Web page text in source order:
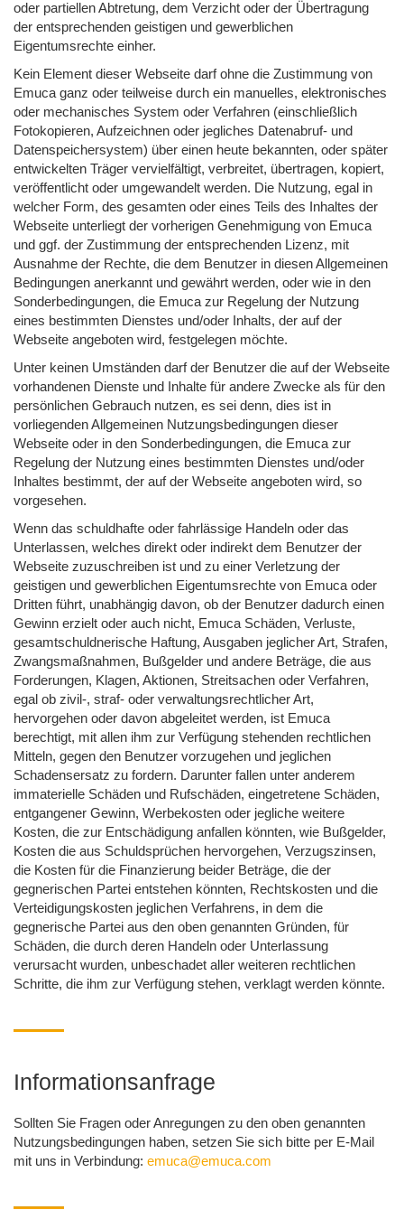
oder partiellen Abtretung, dem Verzicht oder der Übertragung
der entsprechenden geistigen und gewerblichen
Eigentumsrechte einher.
Kein Element dieser Webseite darf ohne die Zustimmung von
Emuca ganz oder teilweise durch ein manuelles, elektronisches
oder mechanisches System oder Verfahren (einschließlich
Fotokopieren, Aufzeichnen oder jegliches Datenabruf- und
Datenspeichersystem) über einen heute bekannten, oder später
entwickelten Träger vervielfältigt, verbreitet, übertragen, kopiert,
veröffentlicht oder umgewandelt werden. Die Nutzung, egal in
welcher Form, des gesamten oder eines Teils des Inhaltes der
Webseite unterliegt der vorherigen Genehmigung von Emuca
und ggf. der Zustimmung der entsprechenden Lizenz, mit
Ausnahme der Rechte, die dem Benutzer in diesen Allgemeinen
Bedingungen anerkannt und gewährt werden, oder wie in den
Sonderbedingungen, die Emuca zur Regelung der Nutzung
eines bestimmten Dienstes und/oder Inhalts, der auf der
Webseite angeboten wird, festgelegen möchte.
Unter keinen Umständen darf der Benutzer die auf der Webseite
vorhandenen Dienste und Inhalte für andere Zwecke als für den
persönlichen Gebrauch nutzen, es sei denn, dies ist in
vorliegenden Allgemeinen Nutzungsbedingungen dieser
Webseite oder in den Sonderbedingungen, die Emuca zur
Regelung der Nutzung eines bestimmten Dienstes und/oder
Inhaltes bestimmt, der auf der Webseite angeboten wird, so
vorgesehen.
Wenn das schuldhafte oder fahrlässige Handeln oder das
Unterlassen, welches direkt oder indirekt dem Benutzer der
Webseite zuzuschreiben ist und zu einer Verletzung der
geistigen und gewerblichen Eigentumsrechte von Emuca oder
Dritten führt, unabhängig davon, ob der Benutzer dadurch einen
Gewinn erzielt oder auch nicht, Emuca Schäden, Verluste,
gesamtschuldnerische Haftung, Ausgaben jeglicher Art, Strafen,
Zwangsmaßnahmen, Bußgelder und andere Beträge, die aus
Forderungen, Klagen, Aktionen, Streitsachen oder Verfahren,
egal ob zivil-, straf- oder verwaltungsrechtlicher Art,
hervorgehen oder davon abgeleitet werden, ist Emuca
berechtigt, mit allen ihm zur Verfügung stehenden rechtlichen
Mitteln, gegen den Benutzer vorzugehen und jeglichen
Schadensersatz zu fordern. Darunter fallen unter anderem
immaterielle Schäden und Rufschäden, eingetretene Schäden,
entgangener Gewinn, Werbekosten oder jegliche weitere
Kosten, die zur Entschädigung anfallen könnten, wie Bußgelder,
Kosten die aus Schuldsprüchen hervorgehen, Verzugszinsen,
die Kosten für die Finanzierung beider Beträge, die der
gegnerischen Partei entstehen könnten, Rechtskosten und die
Verteidigungskosten jeglichen Verfahrens, in dem die
gegnerische Partei aus den oben genannten Gründen, für
Schäden, die durch deren Handeln oder Unterlassung
verursacht wurden, unbeschadet aller weiteren rechtlichen
Schritte, die ihm zur Verfügung stehen, verklagt werden könnte.
Informationsanfrage
Sollten Sie Fragen oder Anregungen zu den oben genannten
Nutzungsbedingungen haben, setzen Sie sich bitte per E-Mail
mit uns in Verbindung: emuca@emuca.com